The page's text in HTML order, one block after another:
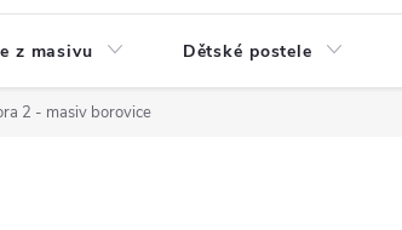
z masivu Dětské postele
2 - masiv borovice